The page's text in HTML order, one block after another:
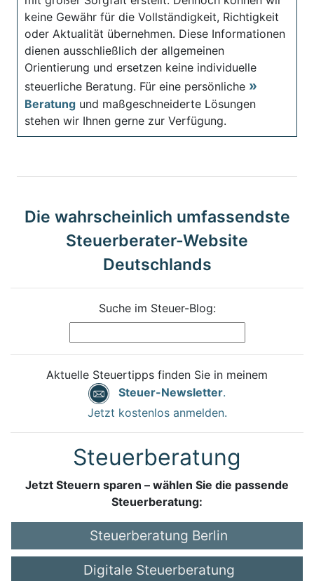
keine Gewähr für die Vollständigkeit, Richtigkeit
oder Aktualität übernehmen. Diese Informationen
dienen ausschließlich der allgemeinen
Orientierung und ersetzen keine individuelle
steuerliche Beratung. Für eine persönliche
Beratung und maßgeschneiderte Lösungen
stehen wir Ihnen gerne zur Verfügung.
Die wahrscheinlich umfassendste
Steuerberater-Website
Deutschlands
Suche im Steuer-Blog:
Aktuelle Steuertipps finden Sie in meinem
Steuer-Newsletter.
Jetzt kostenlos anmelden.
Steuerberatung
Jetzt Steuern sparen – wählen Sie die passende
Steuerberatung:
Steuerberatung Berlin
Digitale Steuerberatung